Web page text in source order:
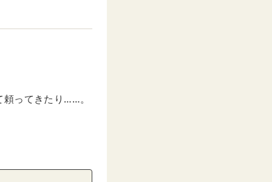
ってきたり……。